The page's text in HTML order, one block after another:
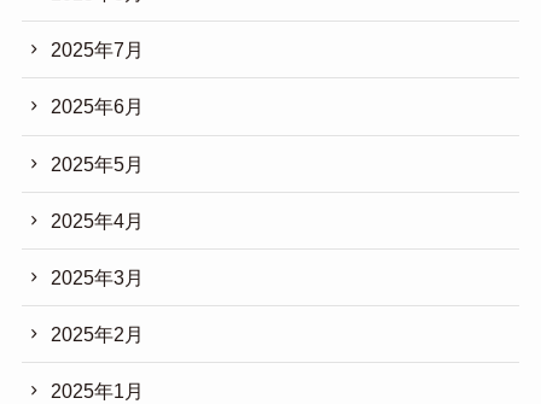
2025年7月
2025年6月
2025年5月
2025年4月
2025年3月
2025年2月
2025年1月